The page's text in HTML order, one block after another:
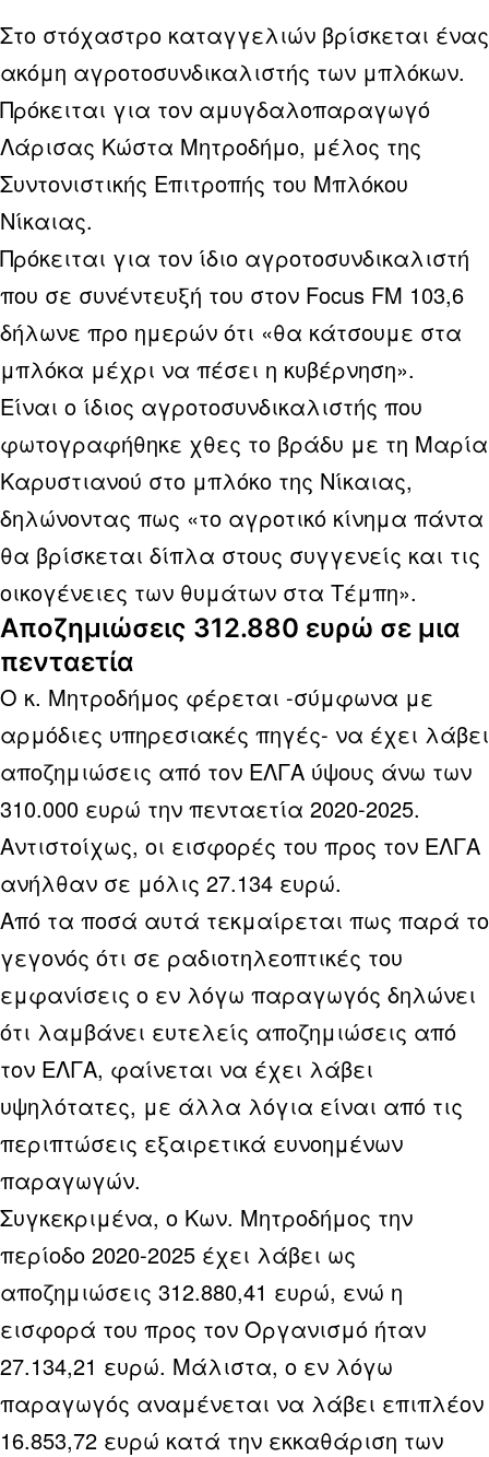
Στο στόχαστρο καταγγελιών βρίσκεται ένας
ακόμη αγροτοσυνδικαλιστής των μπλόκων.
Πρόκειται για τον αμυγδαλοπαραγωγό
Λάρισας Κώστα Μητροδήμο, μέλος της
Συντονιστικής Επιτροπής του Μπλόκου
Νίκαιας.
Πρόκειται για τον ίδιο αγροτοσυνδικαλιστή
που σε συνέντευξή του στον Focus FM 103,6
δήλωνε προ ημερών ότι «θα κάτσουμε στα
μπλόκα μέχρι να πέσει η κυβέρνηση».
Είναι ο ίδιος αγροτοσυνδικαλιστής που
φωτογραφήθηκε χθες το βράδυ με τη Μαρία
Καρυστιανού στο μπλόκο της Νίκαιας,
δηλώνοντας πως «το αγροτικό κίνημα πάντα
θα βρίσκεται δίπλα στους συγγενείς και τις
οικογένειες των θυμάτων στα Τέμπη».
Αποζημιώσεις 312.880 ευρώ σε μια
πενταετία
Ο κ. Μητροδήμος φέρεται -σύμφωνα με
αρμόδιες υπηρεσιακές πηγές- να έχει λάβει
αποζημιώσεις από τον ΕΛΓΑ ύψους άνω των
310.000 ευρώ την πενταετία 2020-2025.
Αντιστοίχως, οι εισφορές του προς τον ΕΛΓΑ
ανήλθαν σε μόλις 27.134 ευρώ.
Από τα ποσά αυτά τεκμαίρεται πως παρά το
γεγονός ότι σε ραδιοτηλεοπτικές του
εμφανίσεις ο εν λόγω παραγωγός δηλώνει
ότι λαμβάνει ευτελείς αποζημιώσεις από
τον ΕΛΓΑ, φαίνεται να έχει λάβει
υψηλότατες, με άλλα λόγια είναι από τις
περιπτώσεις εξαιρετικά ευνοημένων
παραγωγών.
Συγκεκριμένα, ο Κων. Μητροδήμος την
περίοδο 2020-2025 έχει λάβει ως
αποζημιώσεις 312.880,41 ευρώ, ενώ η
εισφορά του προς τον Οργανισμό ήταν
27.134,21 ευρώ. Μάλιστα, ο εν λόγω
παραγωγός αναμένεται να λάβει επιπλέον
16.853,72 ευρώ κατά την εκκαθάριση των